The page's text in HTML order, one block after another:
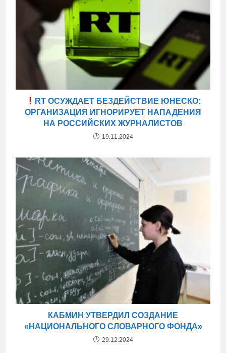
RT ОСУЖДАЕТ БЕЗДЕЙСТВИЕ ЮНЕСКО:
ОРГАНИЗАЦИЯ ИГНОРИРУЕТ НАПАДЕНИЯ
НА РОССИЙСКИХ ЖУРНАЛИСТОВ
19.11.2024
КАБМИН УТВЕРДИЛ СОЗДАНИЕ
«НАЦИОНАЛЬНОГО СЛОВАРНОГО ФОНДА»
29.12.2024